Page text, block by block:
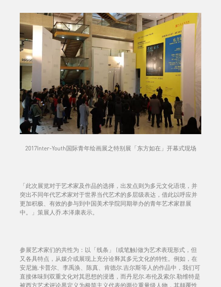
2017Inter-Youth国际青年绘画展之特别展「东方如在」开幕式现场
「此次展览对于艺术家及作品的选择，出发点则为多元文化语境，并
突出不同年代艺术家对于世界当代艺术的多层级表达，借此以呼应并
更加积极、有效的参与到中国美术学院同期举办的青年艺术家群展
中。」策展人乔.本泽康表示。
参展艺术家们的共性为：以「线条」 (或笔触)做为艺术表现形式，但
又各具特点，从媒介或展现上充分诠释其多元文化的特性。例如，在
安尼施.卡普尔、李禹涣、陈真、肯德尔.吉尔斯等人的作品中，我们可
直接体味到双重文化对其思想的浸透，而丹尼尔.布伦及索尔.勒维特是
被西方艺术评论界定义为极简主义代表的两位重量级人物，其颠覆性